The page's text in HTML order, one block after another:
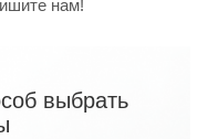
нам!
выбрать